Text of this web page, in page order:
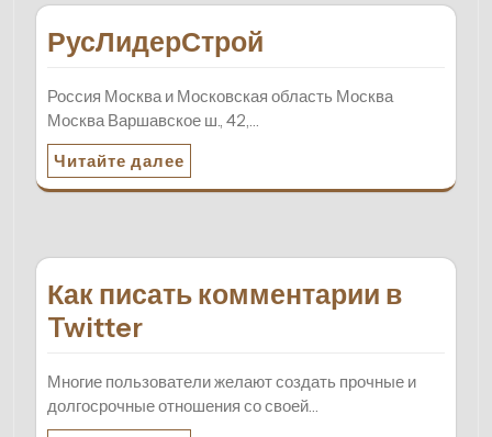
РусЛидерСтрой
Россия Москва и Московская область Москва
Москва Варшавское ш., 42,…
Читайте далее
Как писать комментарии в
Twitter
Многие пользователи желают создать прочные и
долгосрочные отношения со своей…